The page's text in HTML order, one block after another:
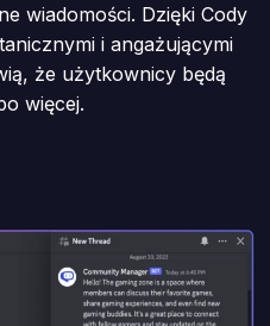
wiadomości. Dzięki Cody
i angażującymi
że użytkownicy będą
więcej.